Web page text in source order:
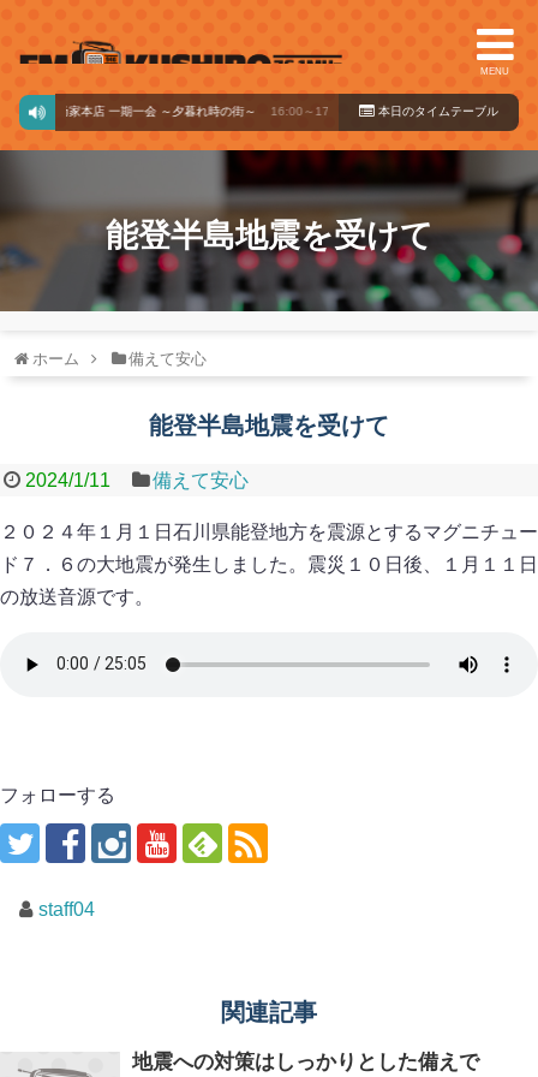
MENU
）淺乃家本店 一期一会 ～夕暮れ時の街～ 16:00～17:00 本日のタイ ムテーブル
能登半島地震を受けて
ホーム 備えて安心
能登半島地震を受けて
2024/1/11 備えて安心
２０２４年１月１日石川県能登地方を震源とするマグニチュー
ド７．６の大地震が発生しました。震災１０日後、１月１１日
の放送音源です。
フォローする
staff04
関連記事
地震への対策はしっかりとした備えで